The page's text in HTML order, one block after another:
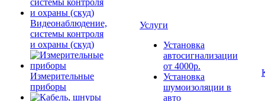
Видеонаблюдение,
системы контроля
и охраны (скуд)
Измерительные
приборы
Услуги
Установка
автосигнализации
от 4000р.
Установка
шумоизоляции в
авто